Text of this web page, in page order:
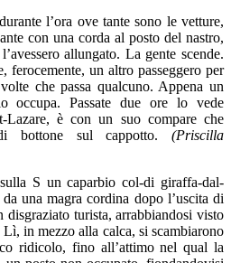
l’ora ove tante sono le vetture,
con una corda al posto del nastro,
allungato. La gente scende.
ferocemente, un altro passeggero per
che passa qualcuno. Appena un
occupa. Passate due ore lo vede
Lazare, è con un suo compare che
bottone sul cappotto. (Priscilla
S un caparbio col-di giraffa-dal-
una magra cordina dopo l’uscita di
disgraziato turista, arrabbiandosi visto
in mezzo alla calca, si scambiarono
ridicolo, fino all’attimo nel qual la